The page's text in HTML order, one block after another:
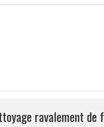
ravalement de